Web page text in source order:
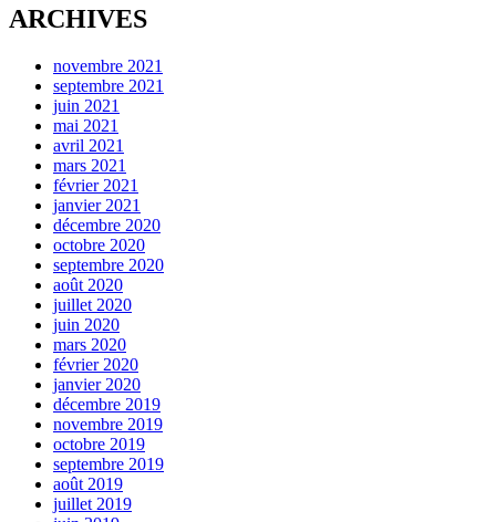
ARCHIVES
novembre 2021
septembre 2021
juin 2021
mai 2021
avril 2021
mars 2021
février 2021
janvier 2021
décembre 2020
octobre 2020
septembre 2020
août 2020
juillet 2020
juin 2020
mars 2020
février 2020
janvier 2020
décembre 2019
novembre 2019
octobre 2019
septembre 2019
août 2019
juillet 2019